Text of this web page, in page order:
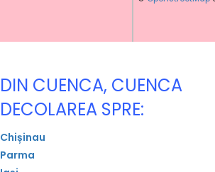
DIN CUENCA, CUENCA
DECOLAREA SPRE:
Chișinau
Parma